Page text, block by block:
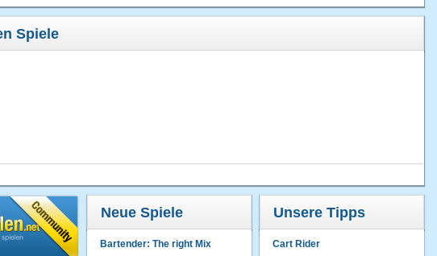
Spiele
Neue Spiele
Bartender: The right Mix
Unsere Tipps
Cart Rider